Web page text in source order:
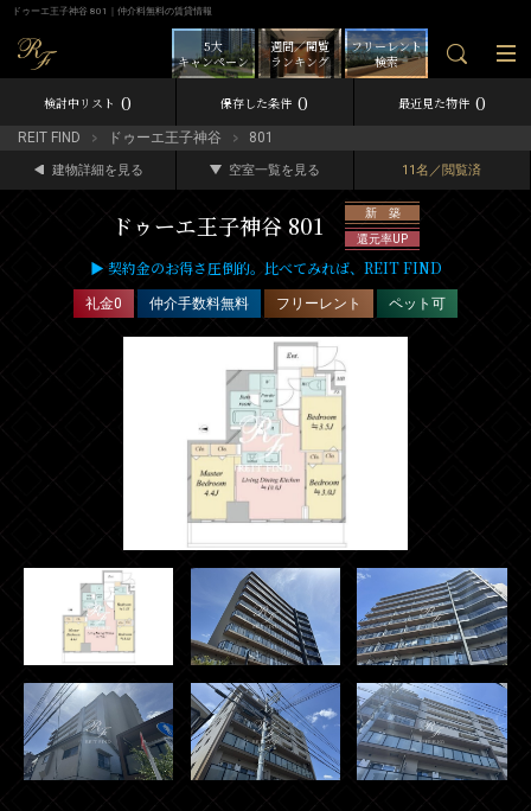
ドゥーエ王子神谷 801｜仲介料無料の賃貸情報
フリーレント
検索
週間／閲覧
ランキング
5大
キャンペーン
検討中リスト 0 保存した条件 0 最近見た物件 0
REIT FIND ドゥーエ王子神谷 801
建物詳細を見る 空室一覧を見る 11名／閲覧済
ドゥーエ王子神谷 801
新 築
還元率UP
▶ 契約金のお得さ圧倒的。比べてみれば、REIT FIND
礼金0 仲介手数料無料 フリーレント ペット可